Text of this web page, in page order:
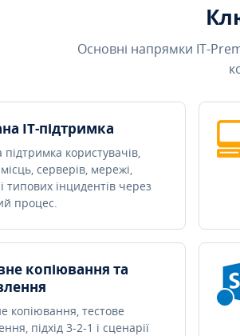
Основні напрямки IT-
IT-підтримка
користувачів,
серверів, мережі,
типових інцидентів через
процес.
копіювання та
копіювання, тестове
підхід 3-2-1 і сценарії